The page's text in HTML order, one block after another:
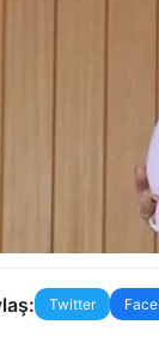
Twitter